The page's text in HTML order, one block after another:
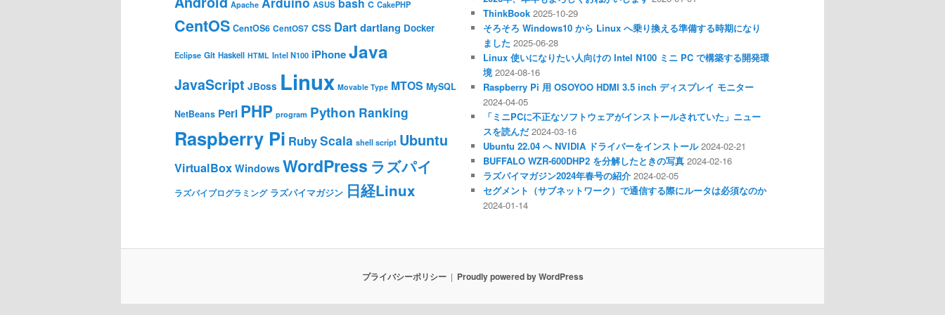
Apache ASUS C CakePHP
CentOS CentOS6 CentOS7 CSS Dart dartlang Docker
Eclipse Git Haskell HTML Intel N100 iPhoneJava
JavaScript JBoss Linux Movable Type MTOS MySQL
NetBeans Perl PHP program Python Ranking
Raspberry Pi RubyScala shell script Ubuntu
VirtualBox Windows WordPress ラズパイ
ラズパイプログラミング ラズパイマガジン 日経Linux
ThinkBook 2025-10-29
そろそろ Windows10 から Linux へ乗り換える準備する時期になり
ました 2025-06-28
Linux 使いになりたい人向けの Intel N100 ミニ PC で構築する開発環
境 2024-08-16
Raspberry Pi 用 OSOYOO HDMI 3.5 inch ディスプレイ モニター
2024-04-05
「ミニPCに不正なソフトウェアがインストールされていた」ニュー
スを読んだ 2024-03-16
Ubuntu 22.04 へ NVIDIA ドライバーをインストール 2024-02-21
BUFFALO WZR-600DHP2 を分解したときの写真 2024-02-16
ラズパイマガジン2024年春号の紹介 2024-02-05
セグメント（サブネットワーク）で通信する際にルータは必須なのか
2024-01-14
プライバシーポリシー Proudly powered by WordPress